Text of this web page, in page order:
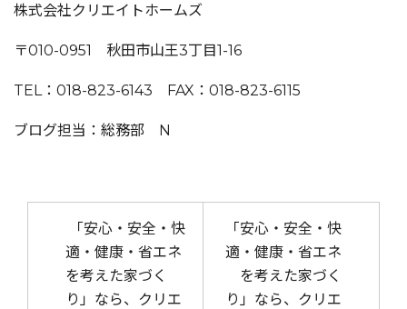
株式会社クリエイトホームズ
〒010-0951 秋田市山王3丁目1-16
TEL：018-823-6143 FAX：018-823-6115
ブログ担当：総務部 N
投稿ナビゲーション
「安心・安全・快
適・健康・省エネ
を考えた家づく
り」なら、クリエ
「安心・安全・快
適・健康・省エネ
を考えた家づく
り」なら、クリエ